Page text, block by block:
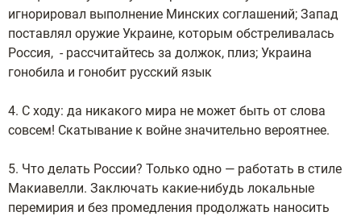
игнорировал выполнение Минских соглашений; Запад
поставлял оружие Украине, которым обстреливалась
Россия, - рассчитайтесь за должок, плиз; Украина
гонобила и гонобит русский язык
4. С ходу: да никакого мира не может быть от слова
совсем! Скатывание к войне значительно вероятнее.
5. Что делать России? Только одно — работать в стиле
Макиавелли. Заключать какие-нибудь локальные
перемирия и без промедления продолжать наносить